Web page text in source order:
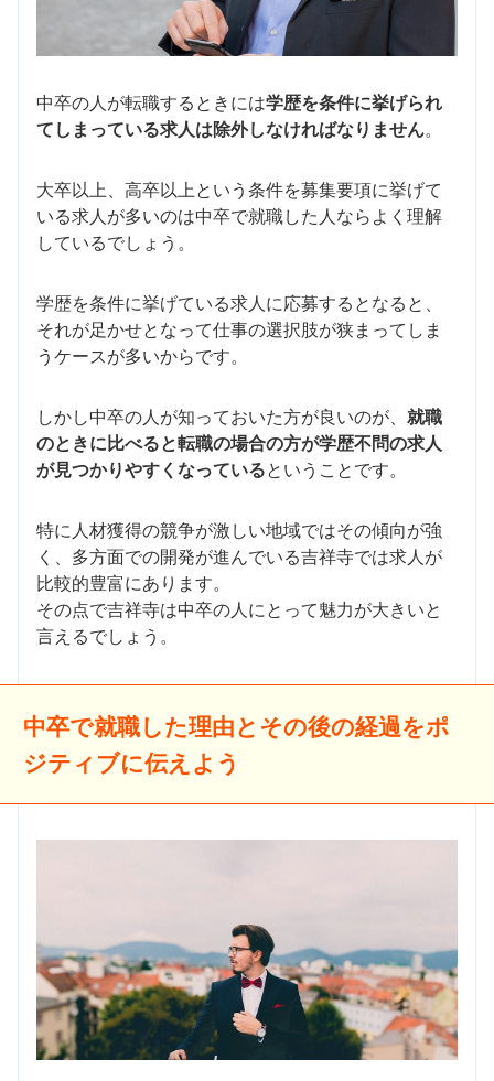
中卒の人が転職するときには学歴を条件に挙げられ
てしまっている求人は除外しなければなりません。
大卒以上、高卒以上という条件を募集要項に挙げて
いる求人が多いのは中卒で就職した人ならよく理解
しているでしょう。
学歴を条件に挙げている求人に応募するとなると、
それが足かせとなって仕事の選択肢が狭まってしま
うケースが多いからです。
しかし中卒の人が知っておいた方が良いのが、 就職
のときに比べると転職の場合の方が学歴不問の求人
が見つかりやすくなっているということです。
特に人材獲得の競争が激しい地域ではその傾向が強
く、多方面での開発が進んでいる吉祥寺では求人が
比較的豊富にあります。
その点で吉祥寺は中卒の人にとって魅力が大きいと
言えるでしょう。
中卒で就職した理由とその後の経過をポ
ジティブに伝えよう